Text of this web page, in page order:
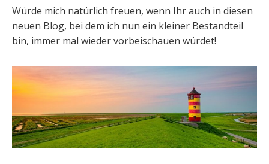
Würde mich natürlich freuen, wenn Ihr auch in diesen
neuen Blog, bei dem ich nun ein kleiner Bestandteil
bin, immer mal wieder vorbeischauen würdet!